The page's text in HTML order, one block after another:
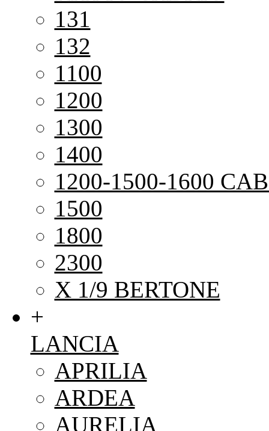
131
132
1100
1200
1300
1400
1200-1500-1600
1500
1800
2300
X 1/9 BERTONE
+
LANCIA
APRILIA
ARDEA
AURELIA